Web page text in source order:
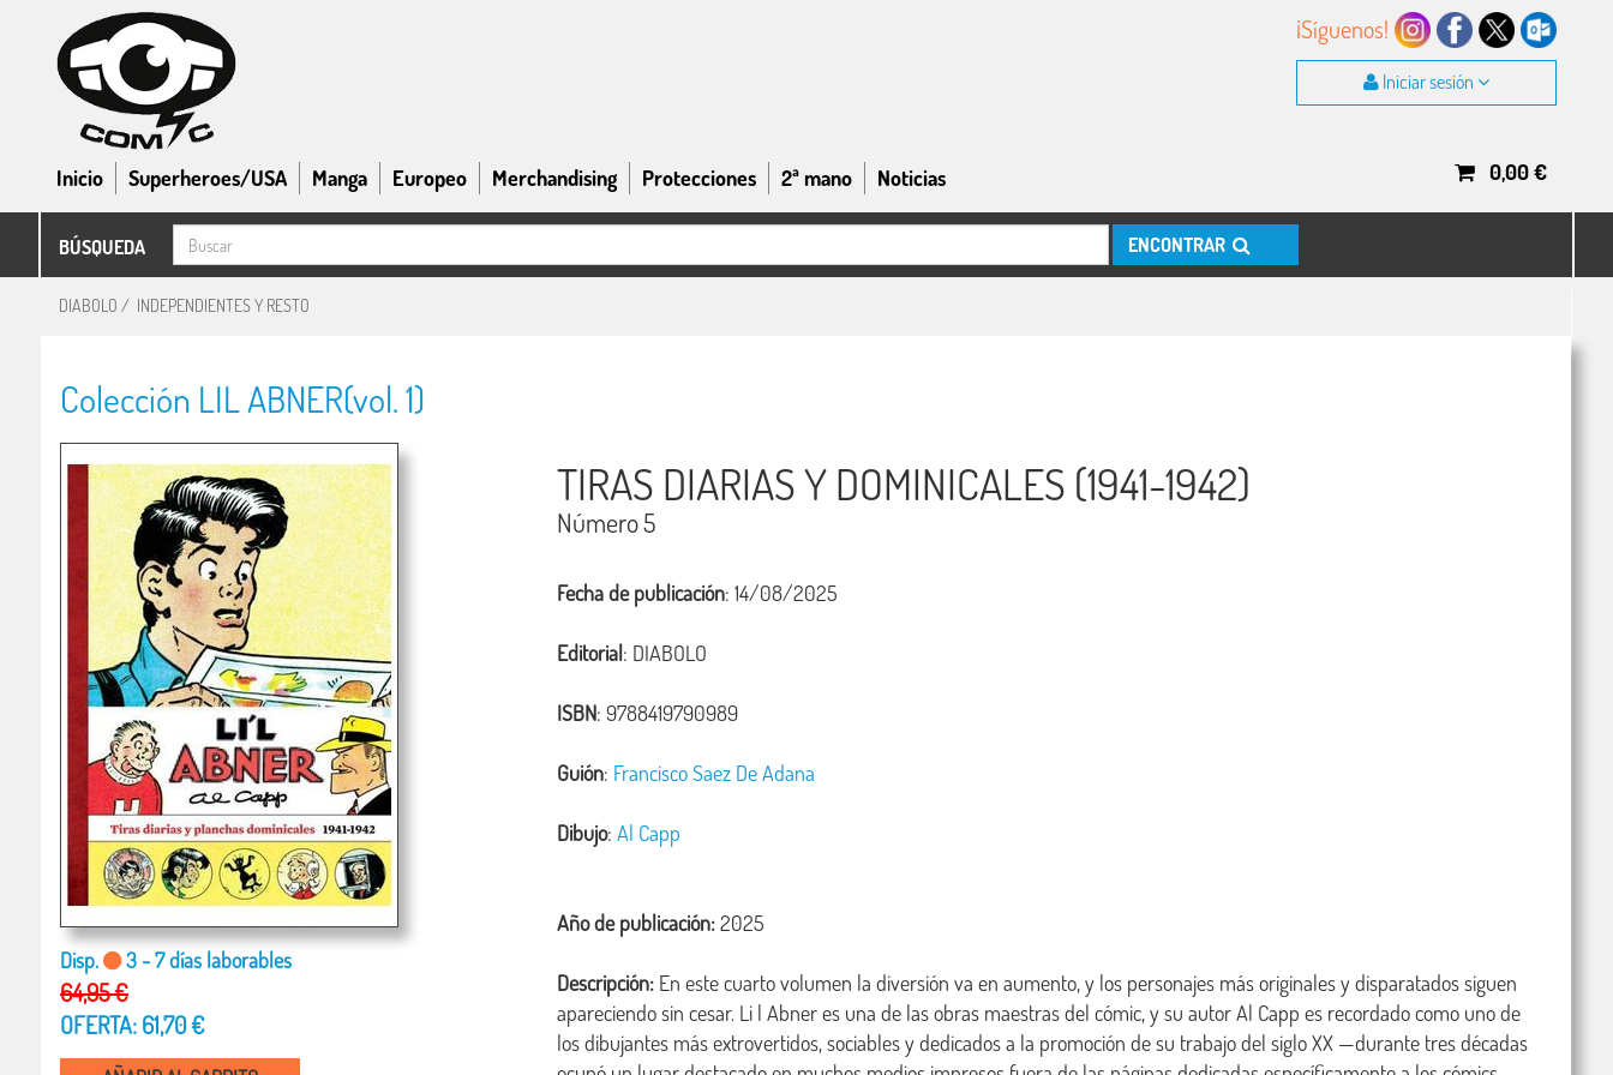
¡Síguenos!
Iniciar sesión
Inicio Superheroes/USA Manga Europeo Merchandising Protecciones 2ª mano Noticias 0,00€
BÚSQUEDA ENCONTRAR
DIABOLO / INDEPENDIENTES Y RESTO
Colección LIL ABNER(vol. 1)
Disp. 3 - 7 días laborables
64,95 €
OFERTA: 61,70 €
TIRAS DIARIAS Y DOMINICALES (1941-1942)
Número 5
Fecha de publicación: 14/08/2025
Editorial: DIABOLO
ISBN: 9788419790989
Guión: Francisco Saez De Adana
Dibujo:Al Capp
Año de publicación:2025
Descripción: En este cuarto volumen la diversión va en aumento, y los personajes más originales y disparatados siguen
apareciendo sin cesar. Li l Abner es una de las obras maestras del cómic, y su autor Al Capp es recordado como uno de
los dibujantes más extrovertidos, sociables y dedicados a la promoción de su trabajo del siglo XX —durante tres décadas